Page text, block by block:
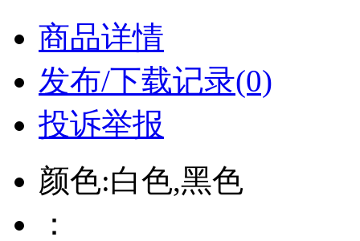
商品详情
发布/下载记录(0)
投诉举报
颜色:白色,黑色
：